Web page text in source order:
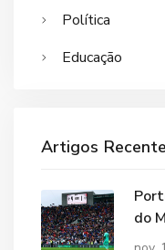
Política
Educação
Artigos
do